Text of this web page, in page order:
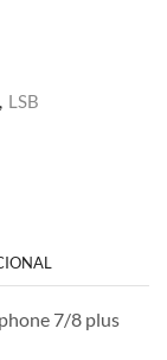
, LSB
7/8 plus